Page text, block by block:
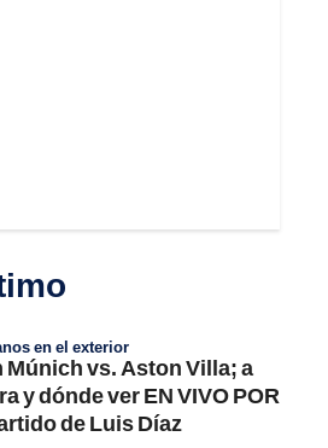
en el exterior
Múnich vs. Aston Villa; a
y dónde ver EN VIVO POR
de Luis Díaz